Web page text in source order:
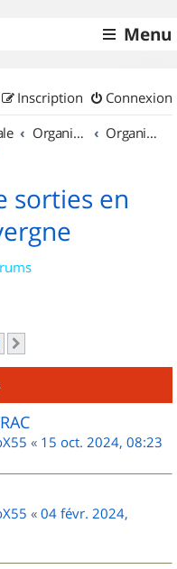
Menu
Connexion
Inscription
Organisation de sorties & Recherche de partenaires Organisation de sorties en région Auvergne
sorties en
« 15 oct. 2024, 08:23
« 04 févr. 2024,